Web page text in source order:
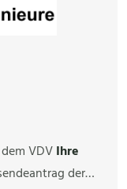
VDVIhre
der…